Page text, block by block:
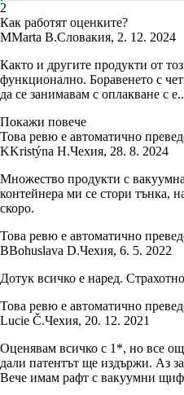
2
Как работят оценките?
MMarta B.Словакия, 2. 12. 2024
Както и другите продукти от
функционално. Боравенето с
да се занимавам с оплакване с
Покажи повече
Това ревю е автоматично
KKristýna H.Чехия, 28. 8. 2024
Множество продукти с
контейнера ми се стори тънка,
скоро.
Това ревю е автоматично
BBohuslava D.Чехия, 6. 5. 2022
Дотук всичко е наред.
Това ревю е автоматично
Lucie Č.Чехия, 20. 12. 2021
Оценявам всичко с 1*, но все
дали патентът ще издържи. Аз
Вече имам рафт с вакуумни